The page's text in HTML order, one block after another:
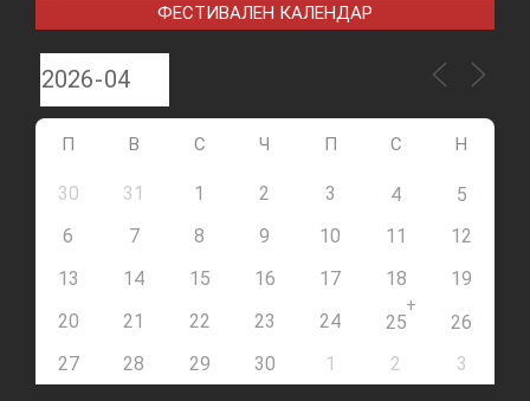
ФЕСТИВАЛЕН КАЛЕНДАР
П В С Ч П С Н
30 31 1 2 3 4
5
6
7 8 9 10 11
12
13
14 15 16 17 18
19
20
21 22 23 24 25
+
26
27
28 29 30 1 2 3